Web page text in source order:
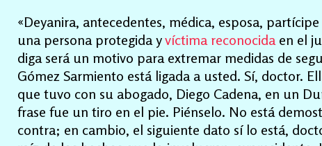
«Deyanira, antecedentes, médica, esposa,
una persona protegida yvíctima reconocidaen el
diga será un motivo para extremar medidas de
Gómez Sarmiento está ligada a usted. Sí, doctor.
que tuvo con su abogado, Diego Cadena, en un
frase fue un tiro en el pie. Piénselo. No está
contra; en cambio, el siguiente dato sí lo está,